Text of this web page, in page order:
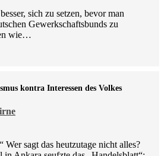
sich zu setzen, bevor man
Gewerkschaftsbunds zu
wie…
kontra Inte­ressen des Volkes
Wer sagt das heutzutage nicht alles?